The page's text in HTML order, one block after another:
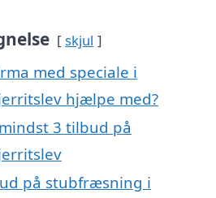
skjul
med speciale i
hjælpe med?
3 tilbud på
på stubfræsning i